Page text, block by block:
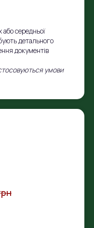
середньої
детального
документів
умови